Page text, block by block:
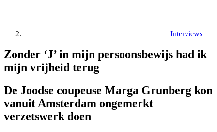
Interviews
Zonder ‘J’ in mijn persoonsbewijs had ik
mijn vrijheid terug
De Joodse coupeuse Marga Grunberg kon
vanuit Amsterdam ongemerkt
verzetswerk doen